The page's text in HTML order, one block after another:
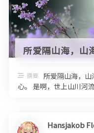
笔记
STEAM
STATUS
说说
验证
所爱隔山海，山
摘要 所爱隔山海，山
心。 是啊，世上山川河
Hansjakob